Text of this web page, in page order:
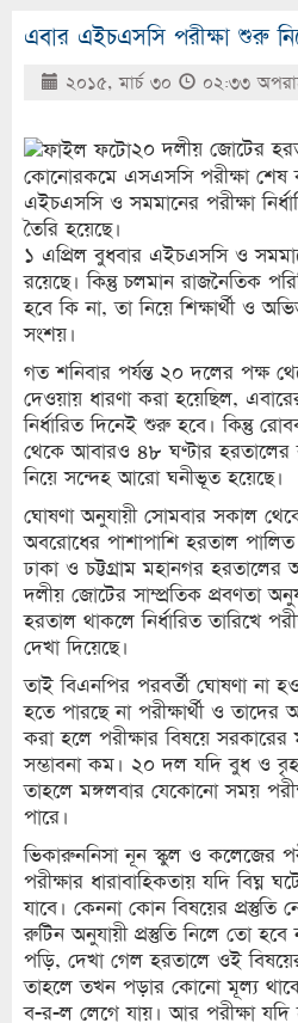
এবার এইচএসসি পরীক্ষা শুরু
২০১৫, মার্চ ৩০ ০২:৩৩
২০ দলীয় জোটের
কোনোরকমে এসএসসি পরীক্ষা শেষ
এইচএসসি ও সমমানের পরীক্ষা
তৈরি হয়েছে।
১ এপ্রিল বুধবার এইচএসসি ও
রয়েছে। কিন্তু চলমান রাজনৈতিক
হবে কি না, তা নিয়ে শিক্ষার্থী ও
সংশয়।
গত শনিবার পর্যন্ত ২০ দলের পক্ষ
দেওয়ায় ধারণা করা হয়েছিল,
নির্ধারিত দিনেই শুরু হবে। কিন্তু
থেকে আবারও ৪৮ ঘণ্টার হরতালের
নিয়ে সন্দেহ আরো ঘনীভূত হয়েছে।
ঘোষণা অনুযায়ী সোমবার সকাল
অবরোধের পাশাপাশি হরতাল পালিত
ঢাকা ও চট্টগ্রাম মহানগর
দলীয় জোটের সাম্প্রতিক প্রবণতা
হরতাল থাকলে নির্ধারিত তারিখে
দেখা দিয়েছে।
তাই বিএনপির পরবর্তী ঘোষণা না
হতে পারছে না পরীক্ষার্থী ও তাদের
করা হলে পরীক্ষার বিষয়ে
সম্ভাবনা কম। ২০ দল যদি বুধ ও
তাহলে মঙ্গলবার যেকোনো সময়
পারে।
ভিকারুননিসা নূন স্কুল ও কলেজের
পরীক্ষার ধারাবাহিকতায় যদি বিঘ্ন
যাবে। কেননা কোন বিষয়ের প্রস্তুতি
রুটিন অনুযায়ী প্রস্তুতি নিলে তো
পড়ি, দেখা গেল হরতালে ওই
তাহলে তখন পড়ার কোনো মূল্য
ব-র-ল লেগে যায়। আর পরীক্ষা যদি